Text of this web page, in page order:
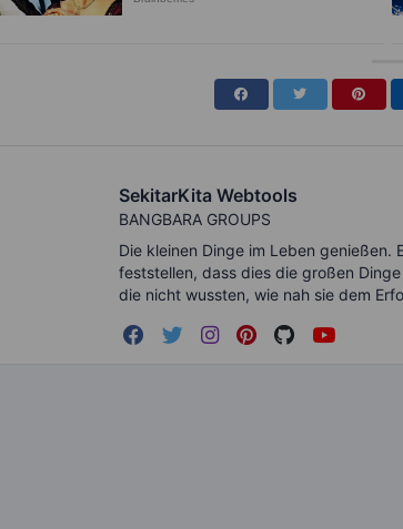
SekitarKita Webtools
BANGBARA GROUPS
Die kleinen Dinge im Leben
feststellen, dass dies die großen
die nicht wussten, wie nah sie dem